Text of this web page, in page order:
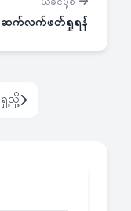
ဆက်လက်ဖတ်ရှုရန်
သို့